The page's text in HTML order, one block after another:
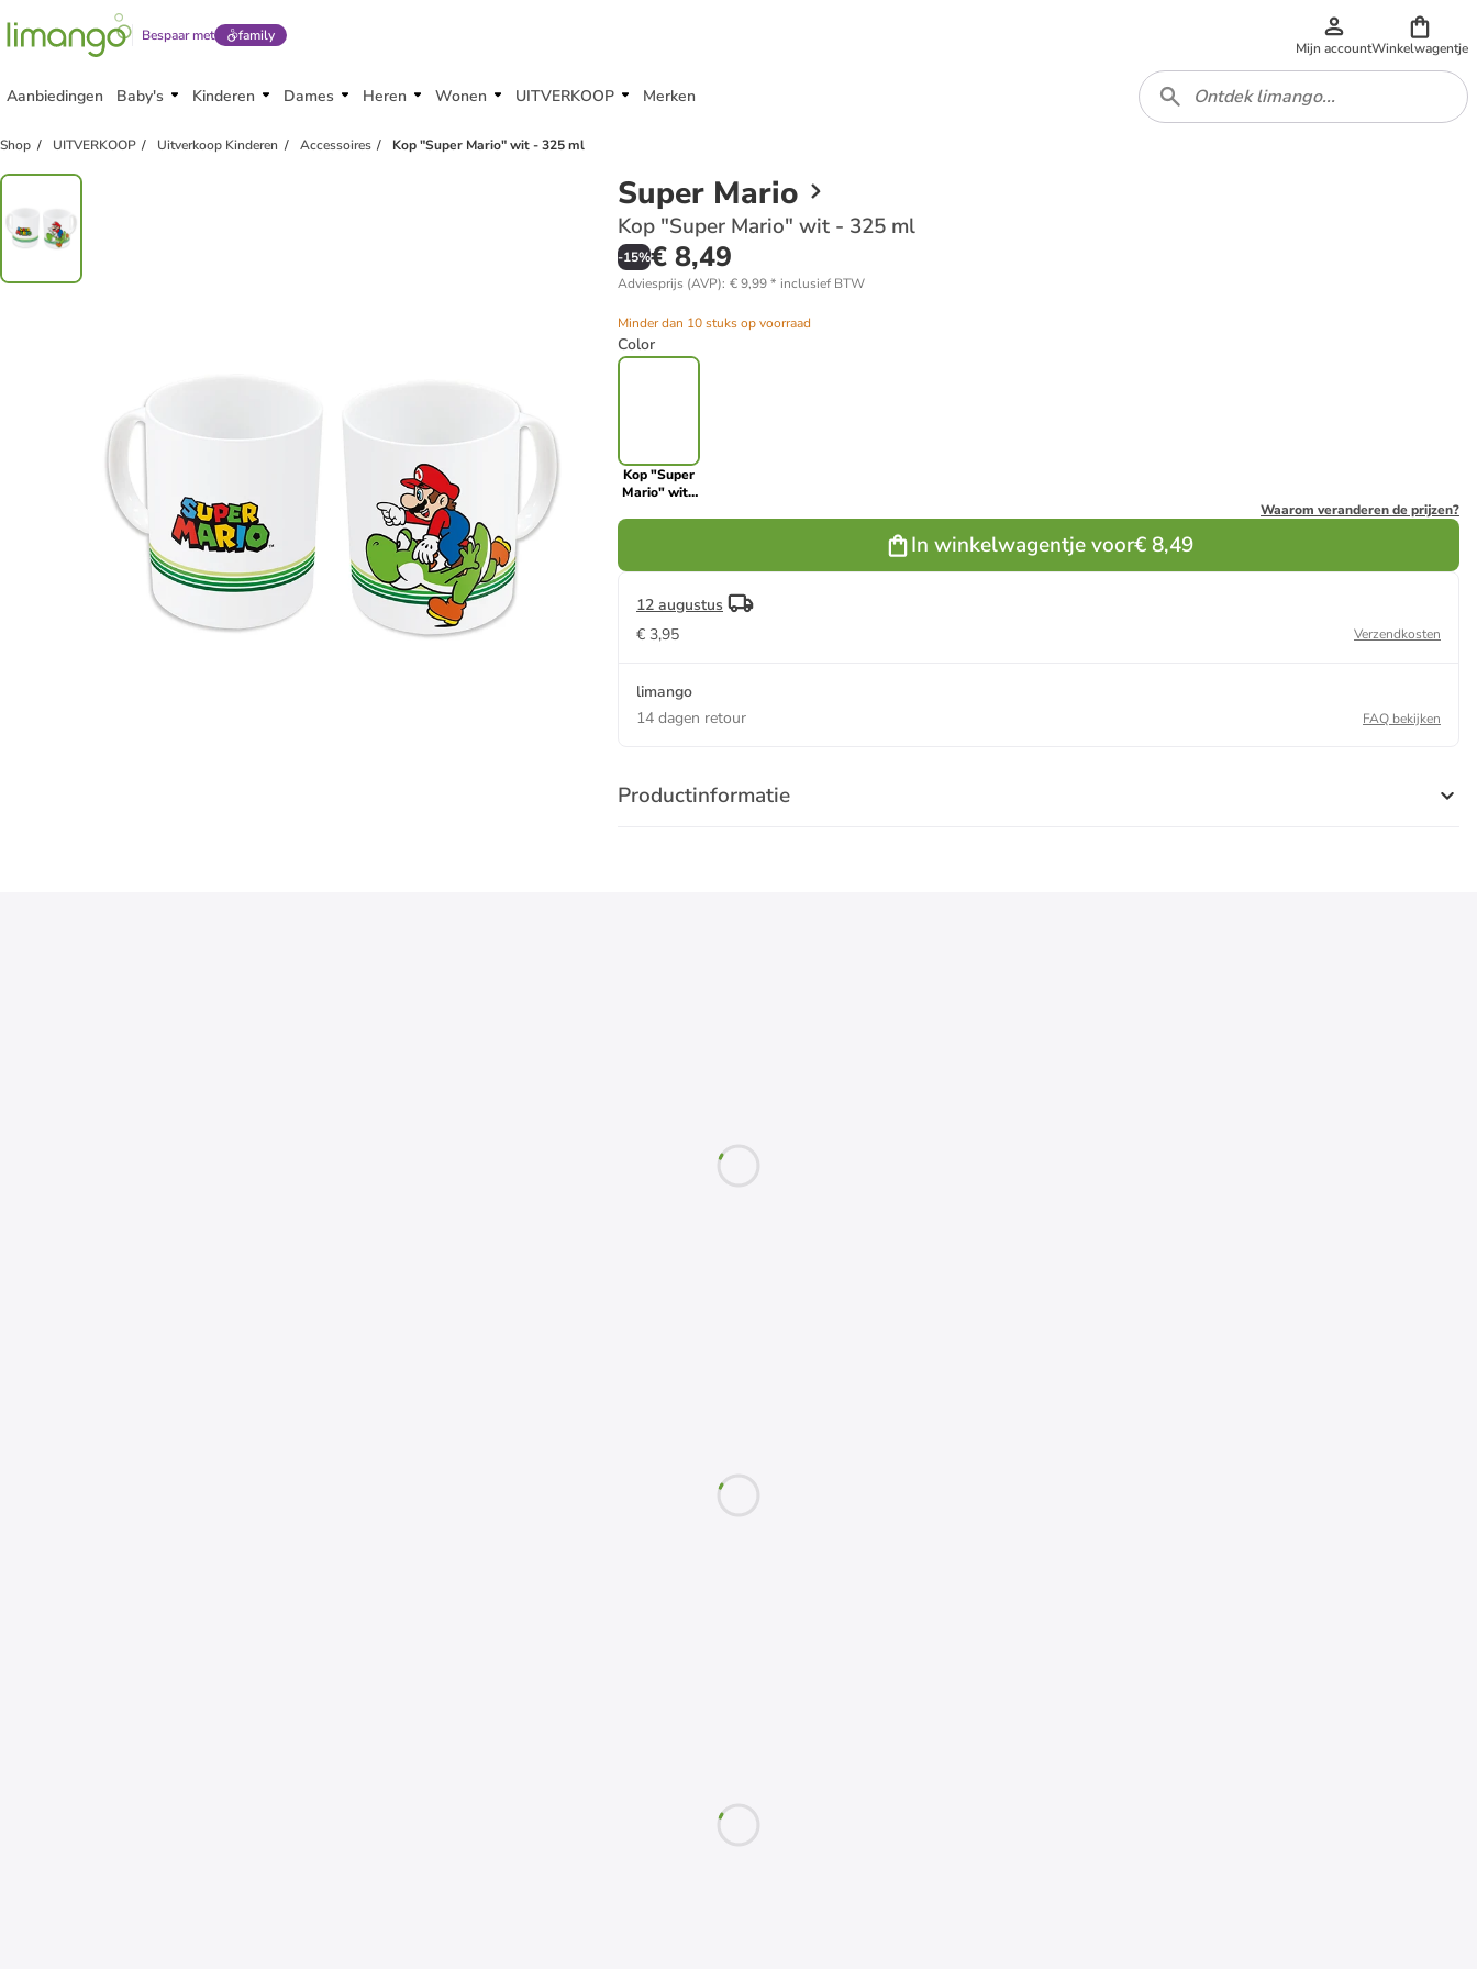
Bespaar met family
Mijn accountWinkelwagentje
Aanbiedingen Baby's Kinderen Dames Heren Wonen UITVERKOOP Merken
Shop UITVERKOOP Uitverkoop Kinderen Accessoires Kop "Super Mario" wit - 325 ml
Super Mario
Kop "Super Mario" wit - 325 ml
-15%€ 8,49
Adviesprijs (AVP): € 9,99* inclusief BTW
Minder dan 10 stuks op voorraad
Color
Kop "Super
Mario" wit -
Waarom veranderen de prijzen?
In winkelwagentje voor€ 8,49
12 augustus
€ 3,95
Verzendkosten
limango
14 dagen retour
FAQ bekijken
Productinformatie